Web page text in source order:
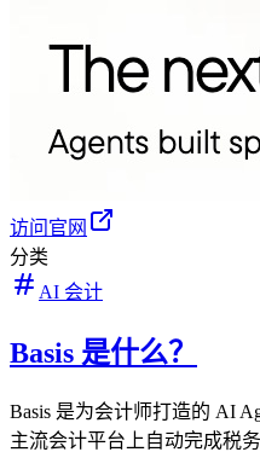
访问官网
分类
AI 会计
Basis 是什么？
Basis 是为会计师打造的 AI
主流会计平台上自动完成税